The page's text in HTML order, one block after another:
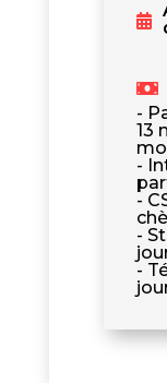
-
13
-
-
-
-